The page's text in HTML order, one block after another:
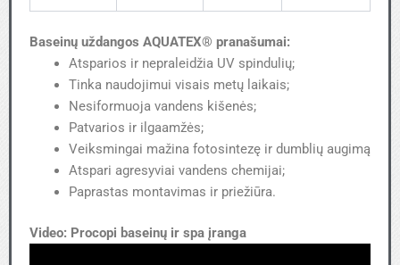
Baseinų uždangos AQUATEX® pranašumai:
Atsparios ir nepraleidžia UV spindulių;
Tinka naudojimui visais metų laikais;
Nesiformuoja vandens kišenės;
Patvarios ir ilgaamžės;
Veiksmingai mažina fotosintezę ir dumblių augimą
Atspari agresyviai vandens chemijai;
Paprastas montavimas ir priežiūra.
Video: Procopi baseinų ir spa įranga